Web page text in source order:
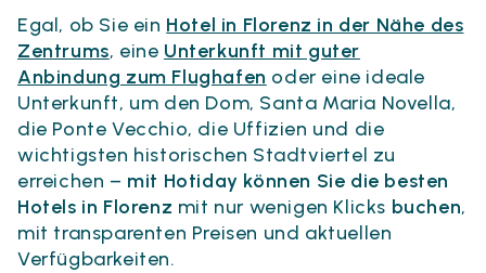
Egal, ob Sie ein Hotel in Florenz in der Nähe des
Zentrums, eine Unterkunft mit guter
Anbindung zum Flughafen oder eine ideale
Unterkunft, um den Dom, Santa Maria Novella,
die Ponte Vecchio, die Uffizien und die
wichtigsten historischen Stadtviertel zu
erreichen – mit Hotiday können Sie die besten
Hotels in Florenz mit nur wenigen Klicks buchen,
mit transparenten Preisen und aktuellen
Verfügbarkeiten.